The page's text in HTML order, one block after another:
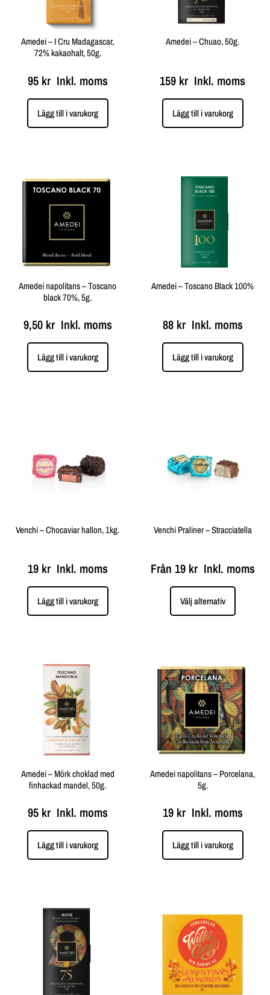
Amedei – I Cru Madagascar,
72% kakaohalt, 50g.
95 krInkl. moms
Lägg till i varukorg
Amedei – Chuao, 50g.
159 kr Inkl. moms
Lägg till i varukorg
Amedei napolitans – Toscano
black 70%, 5g.
9,50 krInkl. moms
Lägg till i varukorg
Amedei – Toscano Black 100%
88 krInkl. moms
Lägg till i varukorg
Venchi – Chocaviar hallon, 1kg.
19 krInkl. moms
Lägg till i varukorg
Venchi Praliner – Stracciatella
Från 19 krInkl. moms
Välj alternativ
Amedei – Mörk choklad med
finhackad mandel, 50g.
95 krInkl. moms
Lägg till i varukorg
Amedei napolitans – Porcelana,
5g.
19 krInkl. moms
Lägg till i varukorg